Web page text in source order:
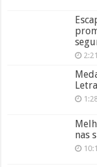
nas